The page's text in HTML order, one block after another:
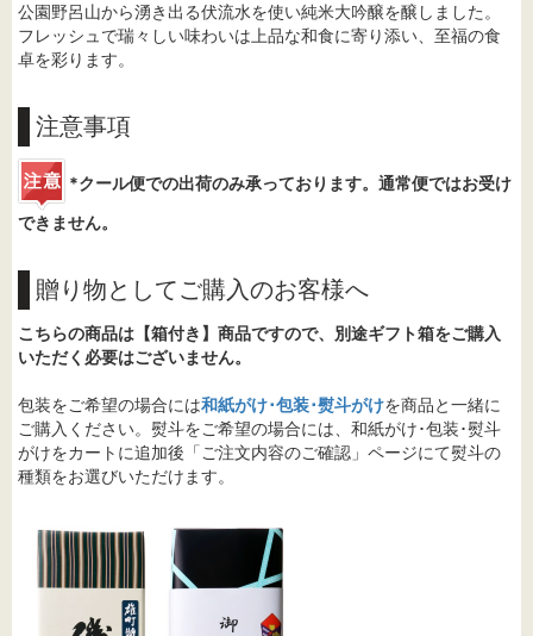
公園野呂山から湧き出る伏流水を使い純米大吟醸を醸しました。
フレッシュで瑞々しい味わいは上品な和食に寄り添い、至福の食
卓を彩ります。
注意事項
*クール便での出荷のみ承っております。通常便ではお受け
できません。
贈り物としてご購入のお客様へ
こちらの商品は【箱付き】商品ですので、別途ギフト箱をご購入
いただく必要はございません。
包装をご希望の場合には和紙がけ･包装･熨斗がけを商品と一緒に
ご購入ください。熨斗をご希望の場合には、和紙がけ･包装･熨斗
がけをカートに追加後「ご注文内容のご確認」ページにて熨斗の
種類をお選びいただけます。